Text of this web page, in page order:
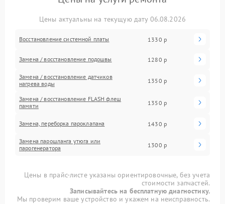
Цены актуальны на текущую дату 06.08.2026
Восстановление системной платы 1330 р
Замена / восстановление подошвы 1280 р
Замена / восстановление датчиков
нагрева воды
1350 р
Замена / восстановление FLASH флеш
памяти
1350 р
Замена, переборка пароклапана 1430 р
Замена парошланга утюга или
парогенератора
1300 р
Цены в прайс-листе указаны ориентировочные, без учета
стоимости запчастей.
Записывайтесь на бесплатную диагностику.
Мы проверим ваше устройство и укажем на неисправность.